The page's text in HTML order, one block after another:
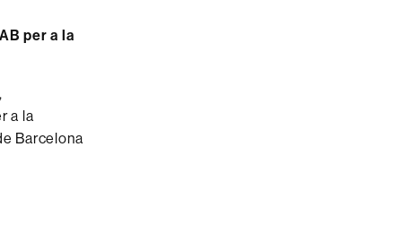
per a la
a la
Barcelona